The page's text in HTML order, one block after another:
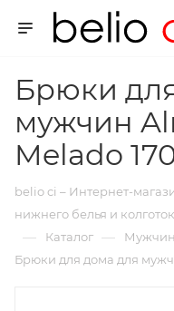
Брюки
мужчин
Melado
belio ci – Интернет-
нижнего белья и
— Каталог —
Брюки для дома для